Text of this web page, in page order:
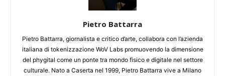
Pietro Battarra
Pietro Battarra, giornalista e critico d’arte, collabora con l’azienda
italiana di tokenizzazione WoV Labs promuovendo la dimensione
del phygital come un ponte tra mondo fisico e digitale nel settore
culturale. Nato a Caserta nel 1999, Pietro Battarra vive a Milano